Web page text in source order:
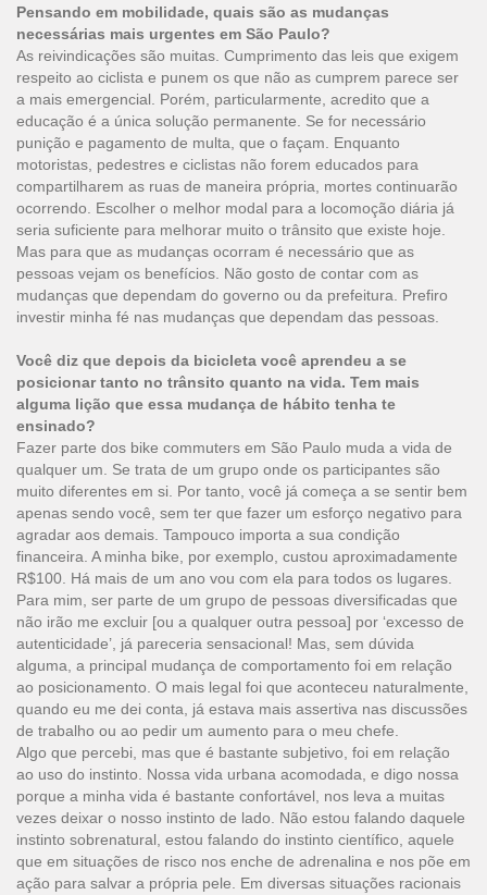
Pensando em mobilidade, quais são as mudanças
necessárias mais urgentes em São Paulo?
As reivindicações são muitas. Cumprimento das leis que exigem
respeito ao ciclista e punem os que não as cumprem parece ser
a mais emergencial. Porém, particularmente, acredito que a
educação é a única solução permanente. Se for necessário
punição e pagamento de multa, que o façam. Enquanto
motoristas, pedestres e ciclistas não forem educados para
compartilharem as ruas de maneira própria, mortes continuarão
ocorrendo. Escolher o melhor modal para a locomoção diária já
seria suficiente para melhorar muito o trânsito que existe hoje.
Mas para que as mudanças ocorram é necessário que as
pessoas vejam os benefícios. Não gosto de contar com as
mudanças que dependam do governo ou da prefeitura. Prefiro
investir minha fé nas mudanças que dependam das pessoas.
Você diz que depois da bicicleta você aprendeu a se
posicionar tanto no trânsito quanto na vida. Tem mais
alguma lição que essa mudança de hábito tenha te
ensinado?
Fazer parte dos bike commuters em São Paulo muda a vida de
qualquer um. Se trata de um grupo onde os participantes são
muito diferentes em si. Por tanto, você já começa a se sentir bem
apenas sendo você, sem ter que fazer um esforço negativo para
agradar aos demais. Tampouco importa a sua condição
financeira. A minha bike, por exemplo, custou aproximadamente
R$100. Há mais de um ano vou com ela para todos os lugares.
Para mim, ser parte de um grupo de pessoas diversificadas que
não irão me excluir [ou a qualquer outra pessoa] por ‘excesso de
autenticidade’, já pareceria sensacional! Mas, sem dúvida
alguma, a principal mudança de comportamento foi em relação
ao posicionamento. O mais legal foi que aconteceu naturalmente,
quando eu me dei conta, já estava mais assertiva nas discussões
de trabalho ou ao pedir um aumento para o meu chefe.
Algo que percebi, mas que é bastante subjetivo, foi em relação
ao uso do instinto. Nossa vida urbana acomodada, e digo nossa
porque a minha vida é bastante confortável, nos leva a muitas
vezes deixar o nosso instinto de lado. Não estou falando daquele
instinto sobrenatural, estou falando do instinto científico, aquele
que em situações de risco nos enche de adrenalina e nos põe em
ação para salvar a própria pele. Em diversas situações racionais